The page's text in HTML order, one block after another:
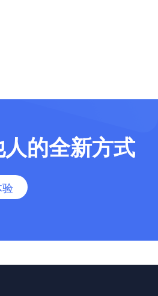
的全新方式